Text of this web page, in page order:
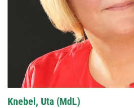
Knebel, Uta (MdL)